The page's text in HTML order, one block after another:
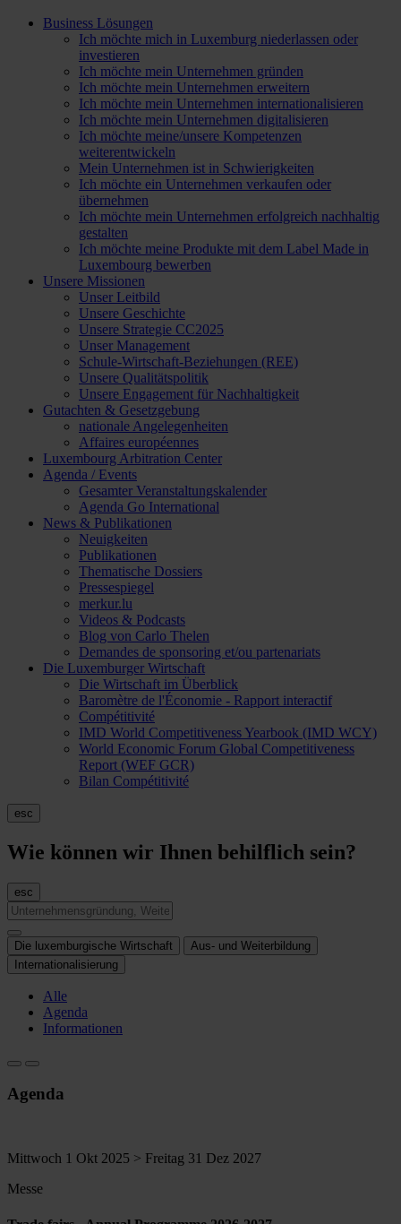
Business Lösungen
Ich möchte mich in Luxemburg niederlassen oder
investieren
Ich möchte mein Unternehmen gründen
Ich möchte mein Unternehmen erweitern
Ich möchte mein Unternehmen internationalisieren
Ich möchte mein Unternehmen digitalisieren
Ich möchte meine/unsere Kompetenzen
weiterentwickeln
Mein Unternehmen ist in Schwierigkeiten
Ich möchte ein Unternehmen verkaufen oder
übernehmen
Ich möchte mein Unternehmen erfolgreich nachhaltig
gestalten
Ich möchte meine Produkte mit dem Label Made in
Luxembourg bewerben
Unsere Missionen
Unser Leitbild
Unsere Geschichte
Unsere Strategie CC2025
Unser Management
Schule-Wirtschaft-Beziehungen (REE)
Unsere Qualitätspolitik
Unsere Engagement für Nachhaltigkeit
Gutachten & Gesetzgebung
nationale Angelegenheiten
Affaires européennes
Luxembourg Arbitration Center
Agenda / Events
Gesamter Veranstaltungskalender
Agenda Go International
News & Publikationen
Neuigkeiten
Publikationen
Thematische Dossiers
Pressespiegel
merkur.lu
Videos & Podcasts
Blog von Carlo Thelen
Demandes de sponsoring et/ou partenariats
Die Luxemburger Wirtschaft
Die Wirtschaft im Überblick
Baromètre de l'Économie - Rapport interactif
Compétitivité
IMD World Competitiveness Yearbook (IMD WCY)
World Economic Forum Global Competitiveness
Report (WEF GCR)
Bilan Compétitivité
esc
Wie können wir Ihnen behilflich sein?
esc
Die luxemburgische Wirtschaft
Aus- und Weiterbildung
Internationalisierung
Alle
Agenda
Informationen
Agenda
Mittwoch 1 Okt 2025 > Freitag 31 Dez 2027
Messe